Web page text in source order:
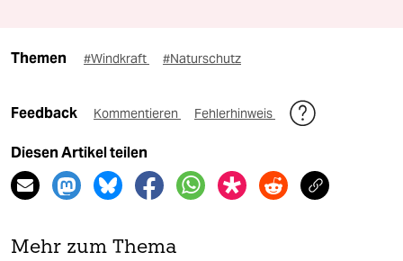
Themen #Windkraft #Naturschutz
Feedback Kommentieren Fehlerhinweis
Diesen Artikel teilen
Mehr zum Thema